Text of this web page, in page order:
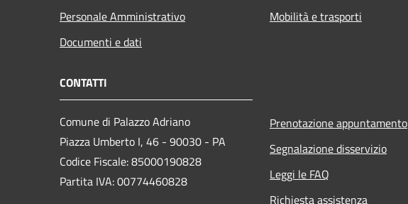
Personale Amministrativo
Documenti e dati
Mobilità e trasporti
CONTATTI
Comune di Palazzo Adriano
Piazza Umberto I, 46 - 90030 - PA
Codice Fiscale: 85000190828
Partita IVA: 00774460828
Prenotazione appuntamento
Segnalazione disservizio
Leggi le FAQ
Richiesta assistenza